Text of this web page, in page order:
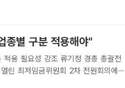
뉴시스[더팩트ㅣ세종=박은평 기자]
종별 구분 적용해야"
조 류기정 경총 총괄전
린 최저임금위원회 2차 전원회의에서
아 있다. /뉴시스[더팩트ㅣ이성락 기